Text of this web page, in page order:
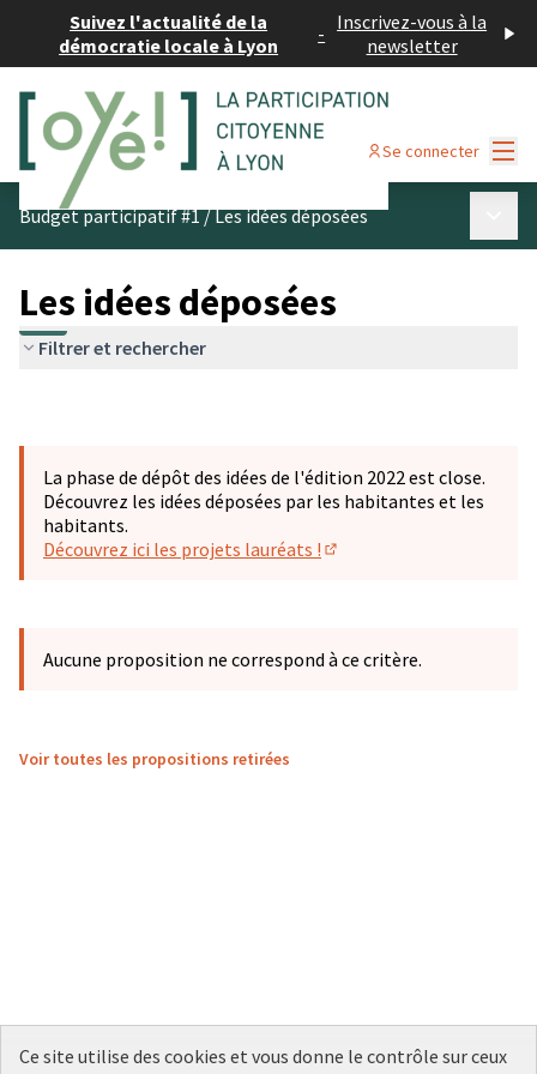
Suivez l'actualité de la
démocratie locale à Lyon
- Inscrivez-vous à la
newsletter
Se connecter
Budget participatif #1/Les idées déposées
Les idées déposées
Filtrer et rechercher
La phase de dépôt des idées de l'édition 2022 est close.
Découvrez les idées déposées par les habitantes et les
habitants.
Découvrez ici les projets lauréats !
Aucune proposition ne correspond à ce critère.
Voir toutes les propositions retirées
Ce site utilise des cookies et vous donne le contrôle sur ceux